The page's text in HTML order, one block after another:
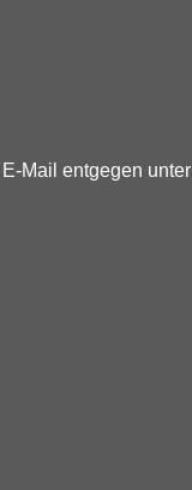
Mail entgegen unter